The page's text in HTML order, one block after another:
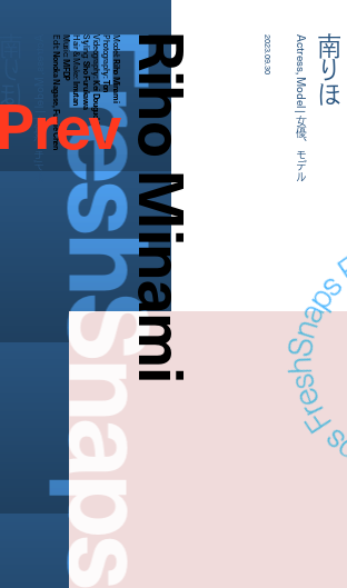
FreshSnaps
Riho Minami
Model:
Riho Minami
Photography:
Ton
Videography:
Kei Douguchi
Styling:
Sho Furukawa
Hair & Make:
Imutan
Music:
MFDP
Edit:
Nonoka Nagase, Fumie Chen 南りほ
Actress, Model | 女優、モデル
2023.09.30
Actress, Model | 女優、モデル